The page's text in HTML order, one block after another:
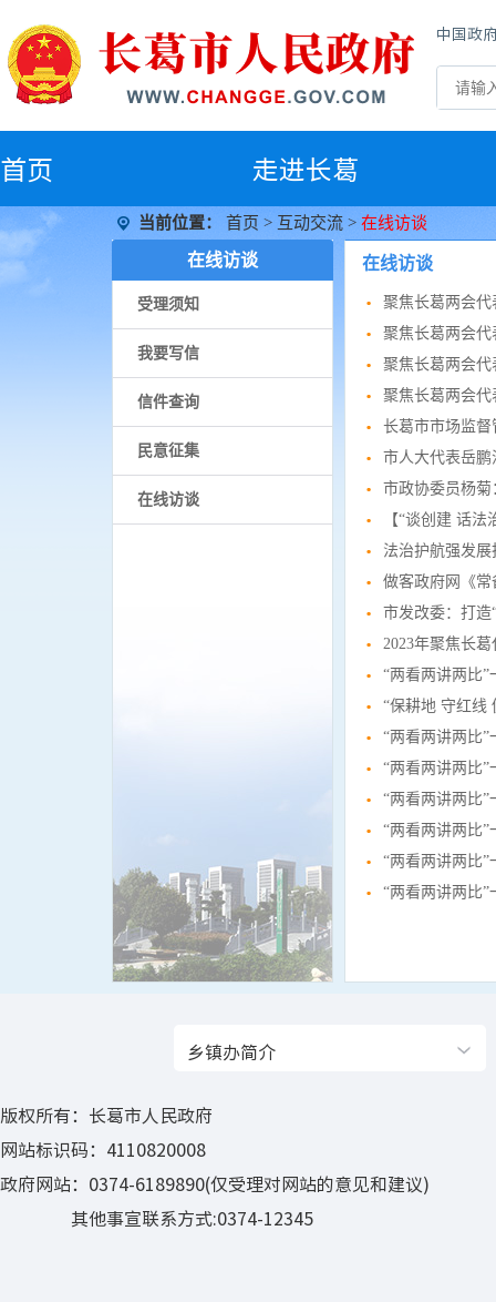
中国政
首页 走进长葛
当前位置： 首页 > 互动交流 > 在线访谈
在线访谈
受理须知
我要写信
信件查询
民意征集
在线访谈
在线访谈
聚焦长葛两会
聚焦长葛两会
聚焦长葛两会
聚焦长葛两会
长葛市市场监
【“谈创建 话
法治护航强发
做客政府网《
市发改委：打造
2023年聚焦长
“两看两讲两比
“保耕地 守红线
“两看两讲两比
“两看两讲两比
“两看两讲两比
“两看两讲两比
“两看两讲两比
“两看两讲两比
乡镇办简介
版权所有：长葛市人民政府
网站标识码：4110820008
政府网站：0374-6189890(仅受理对网站的意见和建议)
其他事宣联系方式:0374-12345